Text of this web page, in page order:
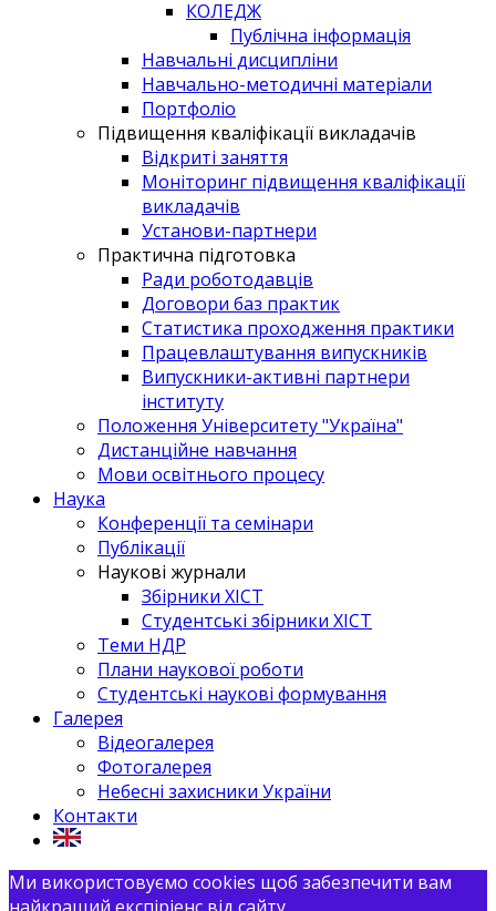
КОЛЕДЖ
Публічна інформація
Навчальні дисципліни
Навчально-методичні матеріали
Портфоліо
Підвищення кваліфікації викладачів
Відкриті заняття
Моніторинг підвищення кваліфікації
викладачів
Установи-партнери
Практична підготовка
Ради роботодавців
Договори баз практик
Статистика проходження практики
Працевлаштування випускників
Випускники-активні партнери
інституту
Положення Університету "Україна"
Дистанційне навчання
Мови освітнього процесу
Наука
Конференції та семінари
Публікації
Наукові журнали
Збірники ХІСТ
Студентські збірники ХІСТ
Теми НДР
Плани наукової роботи
Студентські наукові формування
Галерея
Відеогалерея
Фотогалерея
Небесні захисники України
Контакти
Ми використовуємо cookies щоб забезпечити вам